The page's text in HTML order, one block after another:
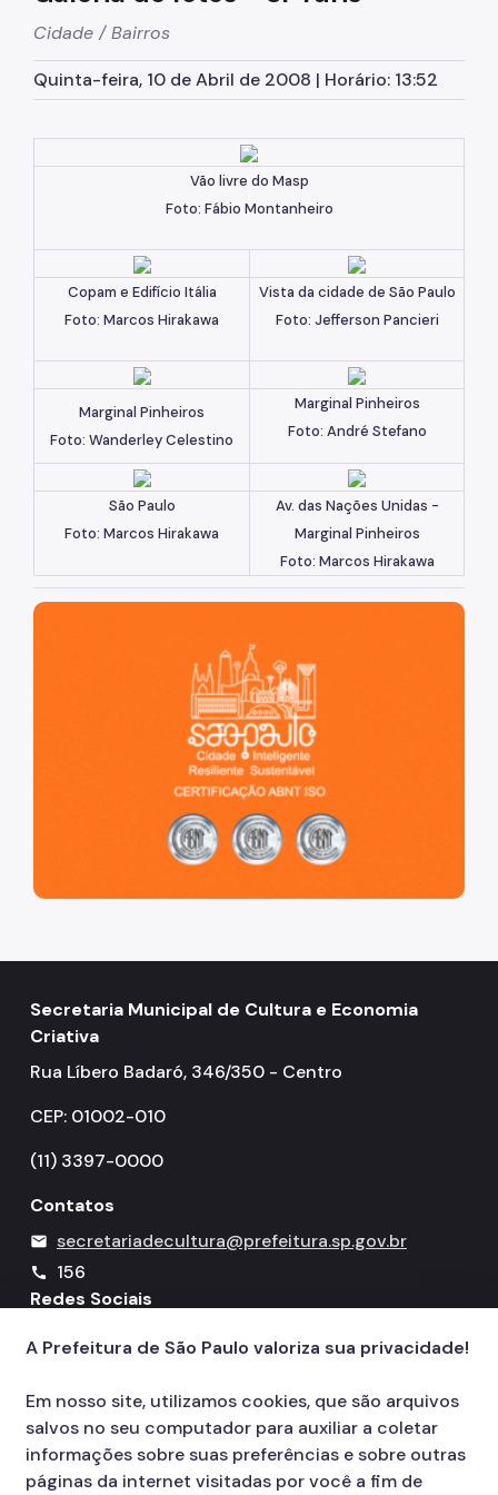
Incentivos ao Cinema
Festivais em são Paulo
Cidade / Bairros
Quinta-feira, 10 de Abril de 2008 | Horário: 13:52
Vão livre do Masp
Foto: Fábio Montanheiro
Copam e Edifício Itália
Foto: Marcos Hirakawa
Vista da cidade de São Paulo
Foto: Jefferson Pancieri
Marginal Pinheiros
Foto: Wanderley Celestino
Marginal Pinheiros
Foto: André Stefano
São Paulo
Foto: Marcos Hirakawa
Av. das Nações Unidas -
Marginal Pinheiros
Foto: Marcos Hirakawa
São Paulo, cidade inteligente, resiliente e sustentável
Secretaria Municipal de Cultura e Economia
Criativa
Rua Líbero Badaró, 346/350 - Centro
CEP: 01002-010
(11) 3397-0000
Contatos
mail secretariadecultura@prefeitura.sp.gov.br
call
156
Redes Sociais
Icone do YouTube
Icone do X
Icone do Instagram
Icone do Facebook
Icone do Flickr
A Prefeitura de São Paulo valoriza sua privacidade!
Em nosso site, utilizamos cookies, que são arquivos
salvos no seu computador para auxiliar a coletar
informações sobre suas preferências e sobre outras
páginas da internet visitadas por você a fim de